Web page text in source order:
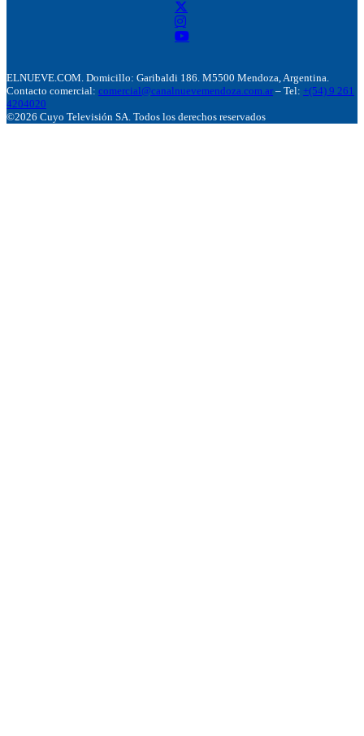
ELNUEVE.COM. Domicillo: Garibaldi 186. M5500 Mendoza, Argentina.
Contacto comercial: comercial@canalnuevemendoza.com.ar – Tel: +(54) 9 261
4204020
©2026 Cuyo Televisión SA. Todos los derechos reservados